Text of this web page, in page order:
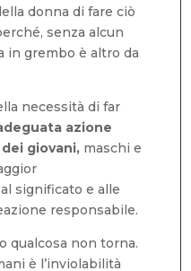
donna di fare ciò
senza alcun
in grembo è altro da
necessità di far
azione
giovani, maschi e
significato e alle
responsabile.
qualcosa non torna.
è l’inviolabilità